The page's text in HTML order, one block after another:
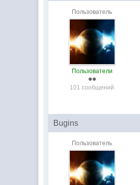
Пользователь
Пользователи
101 сообщений
Bugins
Пользователь